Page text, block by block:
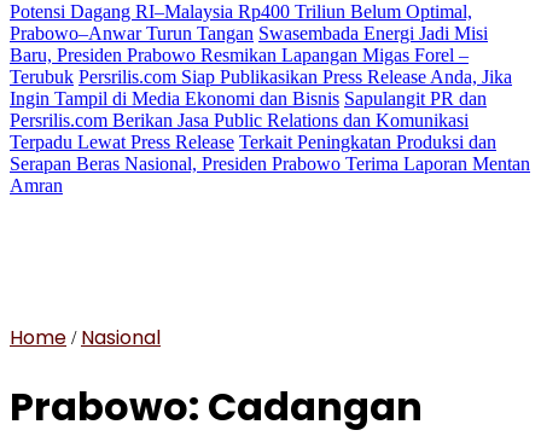
Potensi Dagang RI–Malaysia Rp400 Triliun Belum Optimal,
Prabowo–Anwar Turun Tangan Swasembada Energi Jadi Misi
Baru, Presiden Prabowo Resmikan Lapangan Migas Forel –
Terubuk Persrilis.com Siap Publikasikan Press Release Anda, Jika
Ingin Tampil di Media Ekonomi dan Bisnis Sapulangit PR dan
Persrilis.com Berikan Jasa Public Relations dan Komunikasi
Terpadu Lewat Press Release Terkait Peningkatan Produksi dan
Serapan Beras Nasional, Presiden Prabowo Terima Laporan Mentan
Amran
Home / Nasional
Prabowo: Cadangan